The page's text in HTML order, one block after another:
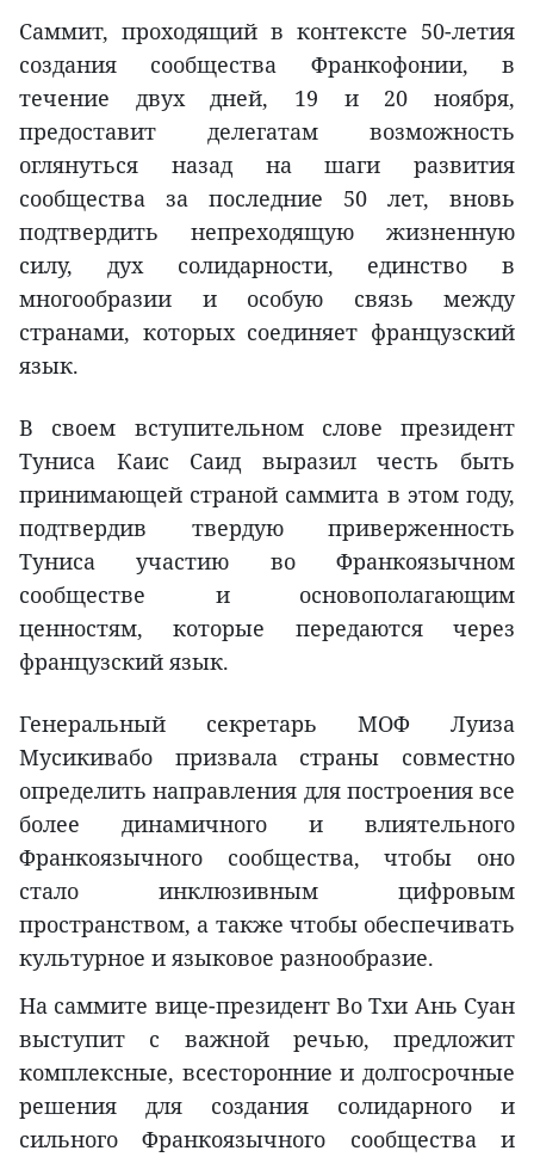
Саммит, проходящий в контексте 50-летия
создания сообщества Франкофонии, в
течение двух дней, 19 и 20 ноября,
предоставит делегатам возможность
оглянуться назад на шаги развития
сообщества за последние 50 лет, вновь
подтвердить непреходящую жизненную
силу, дух солидарности, единство в
многообразии и особую связь между
странами, которых соединяет французский
язык.
В своем вступительном слове президент
Туниса Каис Саид выразил честь быть
принимающей страной саммита в этом году,
подтвердив твердую приверженность
Туниса участию во Франкоязычном
сообществе и основополагающим
ценностям, которые передаются через
французский язык.
Генеральный секретарь МОФ Луиза
Мусикивабо призвала страны совместно
определить направления для построения все
более динамичного и влиятельного
Франкоязычного сообщества, чтобы оно
стало инклюзивным цифровым
пространством, а также чтобы обеспечивать
культурное и языковое разнообразие.
На саммите вице-президент Во Тхи Ань Суан
выступит с важной речью, предложит
комплексные, всесторонние и долгосрочные
решения для создания солидарного и
сильного Франкоязычного сообщества и